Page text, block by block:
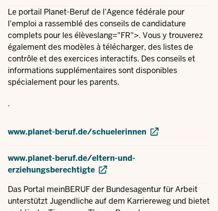
Le portail Planet-Beruf de l'Agence fédérale pour
l'emploi a rassemblé des conseils de candidature
complets pour les élèveslang="FR">. Vous y trouverez
également des modèles à télécharger, des listes de
contrôle et des exercices interactifs. Des conseils et
informations supplémentaires sont disponibles
spécialement pour les parents.
.
www.planet-beruf.de/schuelerinnen
www.planet-beruf.de/eltern-und-
erziehungsberechtigte
Das Portal meinBERUF der Bundesagentur für Arbeit
unterstützt Jugendliche auf dem Karriereweg und bietet